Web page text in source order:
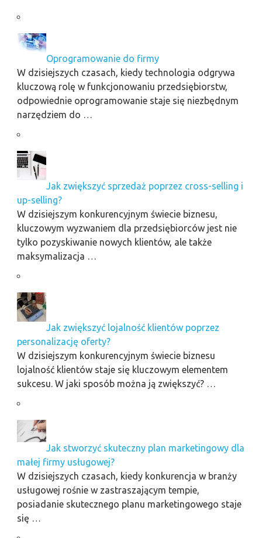
Oprogramowanie do firmy
W dzisiejszych czasach, kiedy technologia odgrywa
kluczową rolę w funkcjonowaniu przedsiębiorstw,
odpowiednie oprogramowanie staje się niezbędnym
narzędziem do …
Jak zwiększyć sprzedaż poprzez cross-selling i
up-selling?
W dzisiejszym konkurencyjnym świecie biznesu,
kluczowym wyzwaniem dla przedsiębiorców jest nie
tylko pozyskiwanie nowych klientów, ale także
maksymalizacja …
Jak zwiększyć lojalność klientów poprzez
personalizację oferty?
W dzisiejszym konkurencyjnym świecie biznesu
lojalność klientów staje się kluczowym elementem
sukcesu. W jaki sposób można ją zwiększyć? …
Jak stworzyć skuteczny plan marketingowy dla
małej firmy usługowej?
W dzisiejszych czasach, kiedy konkurencja w branży
usługowej rośnie w zastraszającym tempie,
posiadanie skutecznego planu marketingowego staje
się …